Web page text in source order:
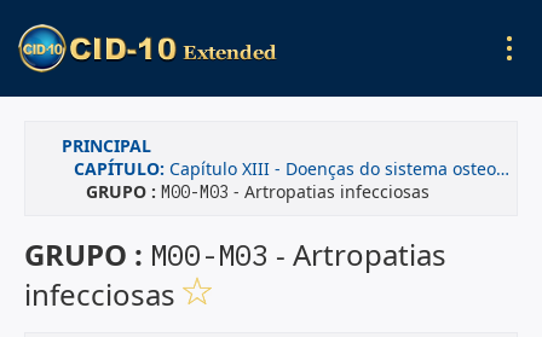
PRINCIPAL
CAPÍTULO: Capítulo XIII - Doenças do sistema osteomuscular e do tecido conjuntivo
GRUPO : M00-M03 - Artropatias infecciosas
GRUPO : M00-M03 - Artropatias
infecciosas